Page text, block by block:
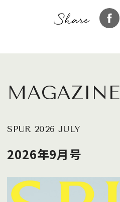
MAGAZINE
SPUR 2026 JULY
2026年9月号